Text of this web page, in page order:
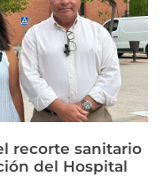
recorte sanitario
del Hospital